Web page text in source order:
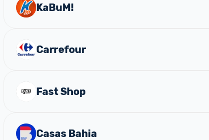
KaBuM!
Carrefour
Fast Shop
Casas Bahia